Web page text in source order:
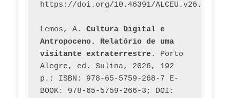
https://doi.org/10.46391/
Lemos, A. Cultura Digital e
Antropoceno. Relatório de uma
visitante extraterrestre. Porto
Alegre, ed. Sulina, 2026, 192
p.; ISBN: 978-65-5759-268-7 E-
BOOK: 978-65-5759-266-3; DOI: